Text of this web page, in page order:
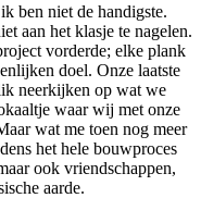
ben niet de handigste.
aan het klasje te nagelen.
vorderde; elke plank
doel. Onze laatste
neerkijken op wat we
waar wij met onze
wat me toen nog meer
het hele bouwproces
ook vriendschappen,
aarde.